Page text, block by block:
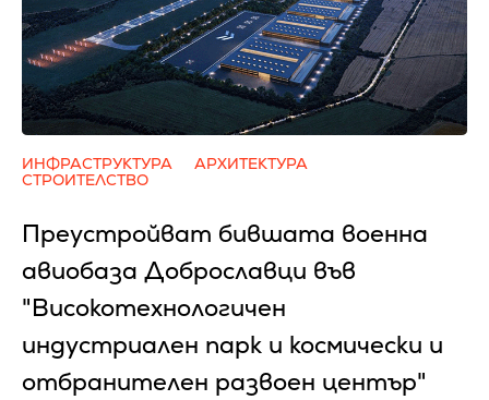
ИНФРАСТРУКТУРА
АРХИТЕКТУРА
СТРОИТЕЛСТВО
Преустройват бившата военна
авиобаза Доброславци във
"Високотехнологичен
индустриален парк и космически и
отбранителен развоен център"